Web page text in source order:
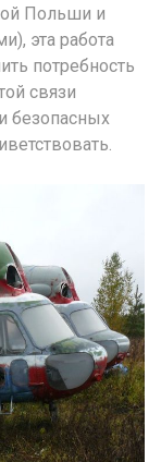
Польши и
эта работа
потребность
связи
безопасных